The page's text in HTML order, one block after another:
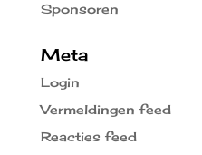
Sponsoren
Meta
Login
Vermeldingen feed
Reacties feed